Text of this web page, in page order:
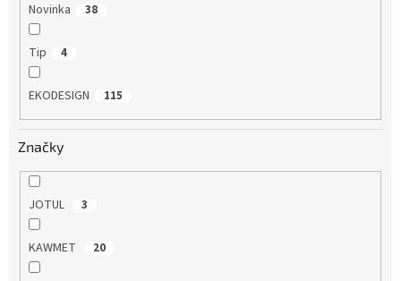
Novinka 38
Tip 4
EKODESIGN 115
Značky
JOTUL 3
KAWMET 20